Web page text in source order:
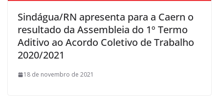
Sindágua/RN apresenta para a Caern o
resultado da Assembleia do 1º Termo
Aditivo ao Acordo Coletivo de Trabalho
2020/2021
18 de novembro de 2021